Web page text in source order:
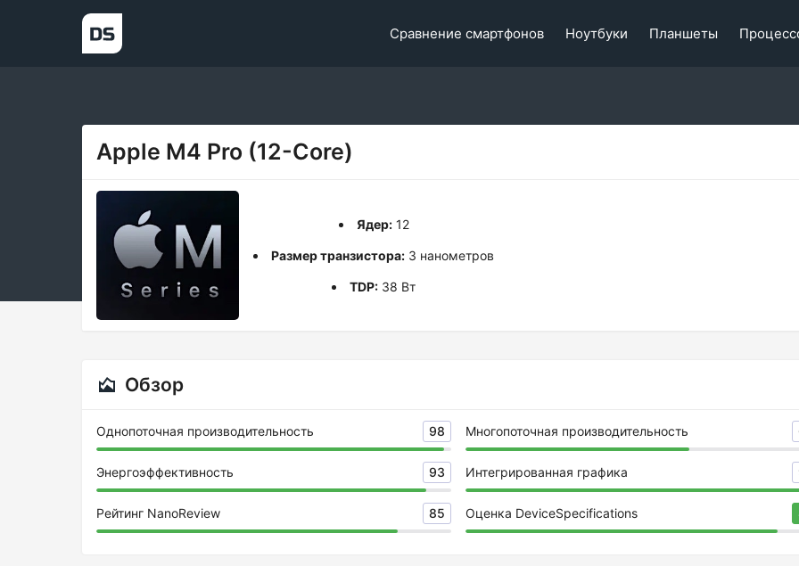
Сравнение смартфонов Ноутбуки Планшеты
Apple M4 Pro (12-Core)
Ядер:12
Размер транзистора: 3 нанометров
TDP: 38 Вт
Обзор
Однопоточная производительность 98 Многопоточная производительность
Энергоэффективность 93 Интегрированная графика
Рейтинг NanoReview 85 Оценка DeviceSpecifications